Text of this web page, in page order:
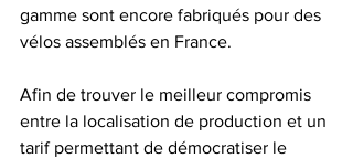
gamme sont encore fabriqués pour des
vélos assemblés en France.
Afin de trouver le meilleur compromis
entre la localisation de production et un
tarif permettant de démocratiser le